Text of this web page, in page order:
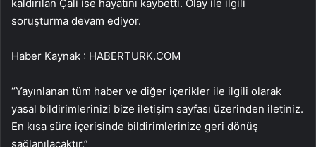
kaldırılan Çali ise hayatını kaybetti. Olay ile ilgili
soruşturma devam ediyor.
Haber Kaynak : HABERTURK.COM
“Yayınlanan tüm haber ve diğer içerikler ile ilgili olarak
yasal bildirimlerinizi bize iletişim sayfası üzerinden iletiniz.
En kısa süre içerisinde bildirimlerinize geri dönüş
sağlanılacaktır.”